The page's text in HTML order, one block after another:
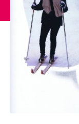
Boutique
FR
DE